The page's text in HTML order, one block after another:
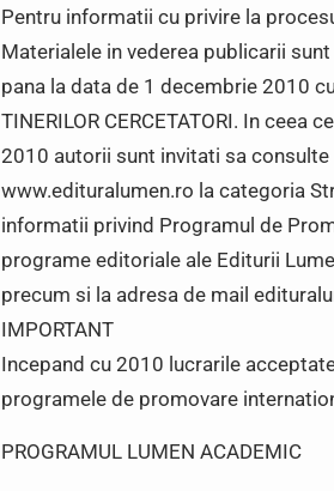
Pentru informatii cu privire la
Materialele in vederea publicarii
pana la data de 1 decembrie 2010
TINERILOR CERCETATORI. In
2010 autorii sunt invitati sa
www.edituralumen.ro la categoria
informatii privind Programul de
programe editoriale ale Editurii
precum si la adresa de mail
IMPORTANT
Incepand cu 2010 lucrarile
programele de promovare
PROGRAMUL LUMEN ACADEMIC